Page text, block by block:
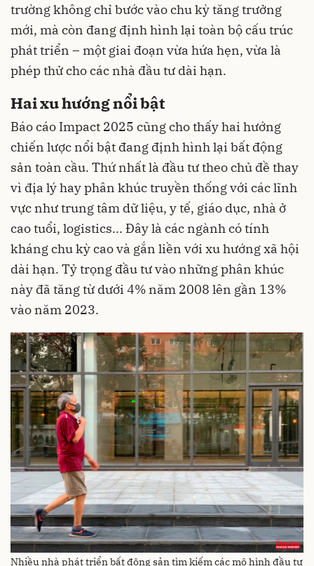
trường không chỉ bước vào chu kỳ tăng trưởng
mới, mà còn đang định hình lại toàn bộ cấu trúc
phát triển – một giai đoạn vừa hứa hẹn, vừa là
phép thử cho các nhà đầu tư dài hạn.
Hai xu hướng nổi bật
Báo cáo Impact 2025 cũng cho thấy hai hướng
chiến lược nổi bật đang định hình lại bất động
sản toàn cầu. Thứ nhất là đầu tư theo chủ đề thay
vì địa lý hay phân khúc truyền thống với các lĩnh
vực như trung tâm dữ liệu, y tế, giáo dục, nhà ở
cao tuổi, logistics... Đây là các ngành có tính
kháng chu kỳ cao và gắn liền với xu hướng xã hội
dài hạn. Tỷ trọng đầu tư vào những phân khúc
này đã tăng từ dưới 4% năm 2008 lên gần 13%
vào năm 2023.
Nhiều nhà phát triển bất động sản tìm kiếm các mô hình đầu tư